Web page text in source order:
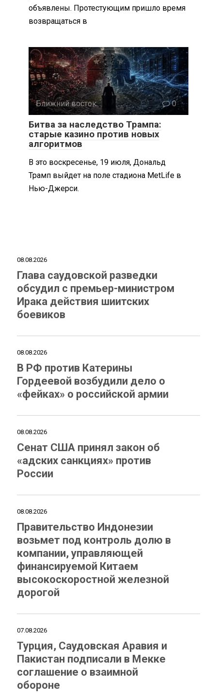
объявлены. Протестующим пришло время
возвращаться в
Ближний восток 0
Битва за наследство Трампа:
старые казино против новых
алгоритмов
В это воскресенье, 19 июля, Дональд
Трамп выйдет на поле стадиона MetLife в
Нью-Джерси.
08.08.2026
Глава саудовской разведки
обсудил с премьер-министром
Ирака действия шиитских
боевиков
08.08.2026
В РФ против Катерины
Гордеевой возбудили дело о
«фейках» о российской армии
08.08.2026
Сенат США принял закон об
«адских санкциях» против
России
08.08.2026
Правительство Индонезии
возьмет под контроль долю в
компании, управляющей
финансируемой Китаем
высокоскоростной железной
дорогой
07.08.2026
Турция, Саудовская Аравия и
Пакистан подписали в Мекке
соглашение о взаимной
обороне